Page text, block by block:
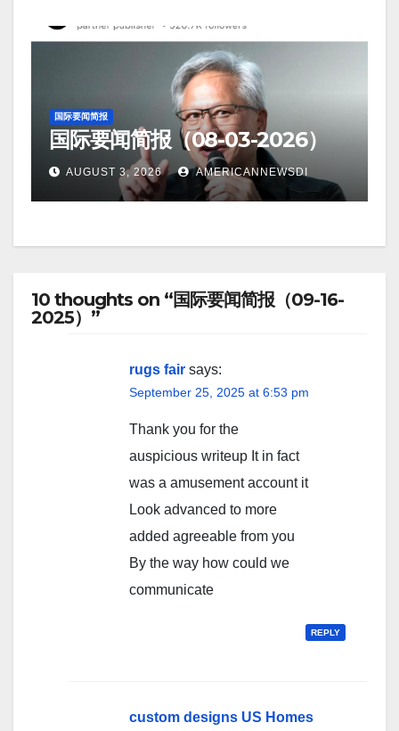
国际要闻简报
国际要闻简报（08-03-2026）
AUGUST 3, 2026 AMERICANNEWSDI
10 thoughts on “国际要闻简报（09-16-
2025）”
rugs fair says:
September 25, 2025 at 6:53 pm
Thank you for the
auspicious writeup It in fact
was a amusement account it
Look advanced to more
added agreeable from you
By the way how could we
communicate
REPLY
custom designs US Homes